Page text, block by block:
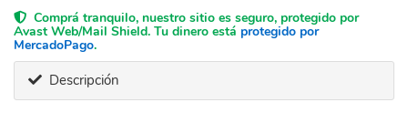
Comprá tranquilo, nuestro sitio es seguro, protegido por
Avast Web/Mail Shield. Tu dinero está protegido por
MercadoPago.
Descripción